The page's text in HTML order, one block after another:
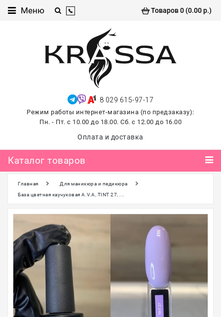
Меню Товаров 0 (0.00 р.)
8 029 615-97-17
Режим работы интернет-магазина (по предзаказу):
Пн. - Пт. с 10.00 до 18.00. Сб. с 12.00 до 16.00
Оплата и доставка
Каталог товаров
Каталог
и
педикюра
Для
наращивания и
ресниц
Для
бровей
волос
Для
депиляции
Главная
Для маникюра и педикюра
База цветная каучуковая A.V.A, TINT 27, ...